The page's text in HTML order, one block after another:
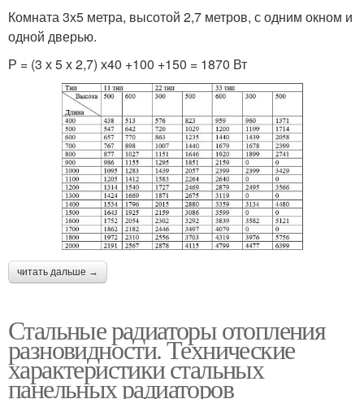
Комната 3х5 метра, высотой 2,7 метров, с одним окном и
одной дверью.
Р = (3 х 5 х 2,7) х40 +100 +150 = 1870 Вт
читать дальше →
Стальные радиаторы отопления
разновидности. Технические
характеристики стальных
панельных радиаторов